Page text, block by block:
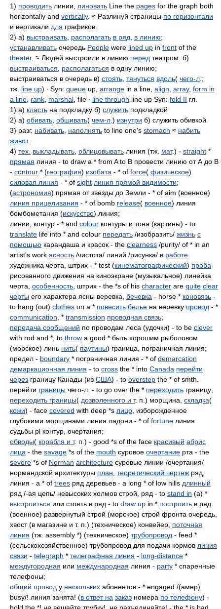
1) проводить линии, линовать Line the pages for the graph both
horizontally and vertically. ≈ Разлинуй страницы по горизонтали
и вертикали для графиков.
2) а) выстраивать располагать в ряд в линию;
устанавливать очередь People were lined up in front of the
theater. ≈ Людей выстроили в линию перед театром. б)
выстраиваться
располагаться в одну линию;
выстраиваться в очередь в) стоять тянуться вдоль( чего-л .;
тж. line up) ∙ Syn: queue up, arrange in a line, align array, form in
a line rank marshal , file ∙ line through line up Syn: fold II гл.
1) а) класть на подкладку б) служить подкладкой
2) а) обивать обшивать( чем-л .) изнутри б) служить обивкой
3) разг. набивать наполнять to line one's stomach ≈ набить
живот
4) тех. выкладывать облицовывать линия (тж. мат.) - straight *
прямая линия - to draw a * from A to B провести линию от А до В
- contour * (география) изобата - * of force( физическое)
силовая линия - * of sight линия прямой видимости;
(астрономия) прямая от звезды до Земли - * of aim (военное)
линия прицеливания - * of bomb release( военное) линия
бомбометания (искусство) линия;
линии, контур - * and colour контуры и тона (картины) - to
translate life into * and colour передать /изобразить/ жизнь с
помощью карандаша и красок - the clearness /purity/ of * in an
artist's work ясность /чистота/ линий /рисунка/ в работе
художника черта, штрих - * test (кинематографический) проба
рисованного движения на киноэкране (музыкальное) линейка
черта, особенность , штрих - the *s of his character are quite clear
черты его характера ясны веревка, бечевка - horse * коновязь -
to hang (out) clothes on a * повесить белье на веревку провод - *
communication , * transmission проводная связь;
передача сообщений по проводам леса (удочки) - to be clever
with rod and *, to throw a good * быть хорошим рыболовом
(морское) линь нить( паутины) граница, пограничная линия;
предел - boundary * пограничная линия - * of demarcation
демаркационная линия - to cross the * into Canada перейти
через границу Канады (из США) - to overstep the * of smth.
перейти границы чего-л. - to go over the * переходить границу;
переходить границы( дозволенного и т. п.) морщина, складка(
кожи) - face covered with deep *s лицо , изборожденное
глубокими морщинами линия ладони - * of fortune линия
судьбы pl контур, очертания;
обводы( корабля и т. п.) - good *s of the face красивый абрис
лица - the savage *s of the mouth суровое очертание рта - the
severe *s of Norman architecture суровые линии /очертания/
нормандской архитектуры план теоретический чертеж ряд,
линия - a * of trees ряд деревьев - a long * of low hills длинный
ряд /-ая цепь/ невысоких холмов строй, ряд - to stand in (a) *
выстроиться или стоять в ряд - to draw up in * построить в ряд
(военное) развернутый строй (морское) строй фронта очередь,
хвост (в магазине и т. п.) (техническое) конвейер, поточная
линия (тж. assembly *) (техническое) трубопровод - feed *
(сельскохозяйственное) трубопровод для подачи кормов линия
связи - telegraph * телеграфная линия - long-distance *
междугородная или международная линия - party * спаренные
телефоны;
общий провод у нескольких абонентов - * engaged /(амер)
busy/! линия занята! (в ответ на заказ номера по телефону) -